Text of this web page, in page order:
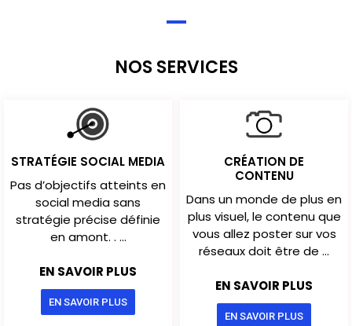
NOS SERVICES
STRATÉGIE SOCIAL MEDIA
Pas d’objectifs atteints en
social media sans
stratégie précise définie
en amont. . ...
EN SAVOIR PLUS
EN SAVOIR PLUS
CRÉATION DE
CONTENU
Dans un monde de plus en
plus visuel, le contenu que
vous allez poster sur vos
réseaux doit être de ...
EN SAVOIR PLUS
EN SAVOIR PLUS